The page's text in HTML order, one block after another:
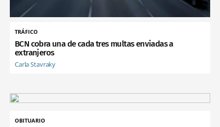
TRÁFICO
BCN cobra una de cada tres multas enviadas a
extranjeros
Carla Stavraky
OBITUARIO